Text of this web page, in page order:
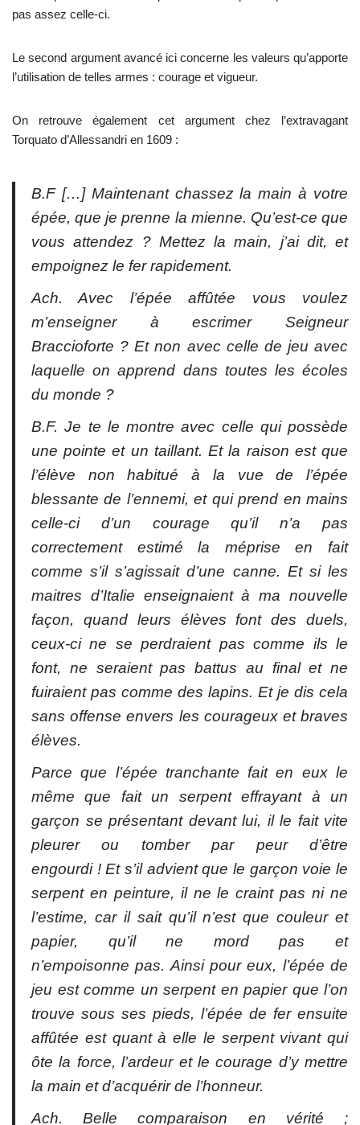
pas assez celle-ci.
Le second argument avancé ici concerne les valeurs qu’apporte
l’utilisation de telles armes : courage et vigueur.
On retrouve également cet argument chez l’extravagant
Torquato d’Allessandri en 1609 :
B.F […] Maintenant chassez la main à votre
épée, que je prenne la mienne. Qu’est-ce que
vous attendez ? Mettez la main, j’ai dit, et
empoignez le fer rapidement.
Ach. Avec l’épée affûtée vous voulez
m’enseigner à escrimer Seigneur
Braccioforte ? Et non avec celle de jeu avec
laquelle on apprend dans toutes les écoles
du monde ?
B.F. Je te le montre avec celle qui possède
une pointe et un taillant. Et la raison est que
l’élève non habitué à la vue de l’épée
blessante de l’ennemi, et qui prend en mains
celle-ci d’un courage qu’il n’a pas
correctement estimé la méprise en fait
comme s’il s’agissait d’une canne. Et si les
maitres d’Italie enseignaient à ma nouvelle
façon, quand leurs élèves font des duels,
ceux-ci ne se perdraient pas comme ils le
font, ne seraient pas battus au final et ne
fuiraient pas comme des lapins. Et je dis cela
sans offense envers les courageux et braves
élèves.
Parce que l’épée tranchante fait en eux le
même que fait un serpent effrayant à un
garçon se présentant devant lui, il le fait vite
pleurer ou tomber par peur d’être
engourdi ! Et s’il advient que le garçon voie le
serpent en peinture, il ne le craint pas ni ne
l’estime, car il sait qu’il n’est que couleur et
papier, qu’il ne mord pas et
n’empoisonne pas. Ainsi pour eux, l’épée de
jeu est comme un serpent en papier que l’on
trouve sous ses pieds, l’épée de fer ensuite
affûtée est quant à elle le serpent vivant qui
ôte la force, l’ardeur et le courage d’y mettre
la main et d’acquérir de l’honneur.
Ach. Belle comparaison en vérité ;